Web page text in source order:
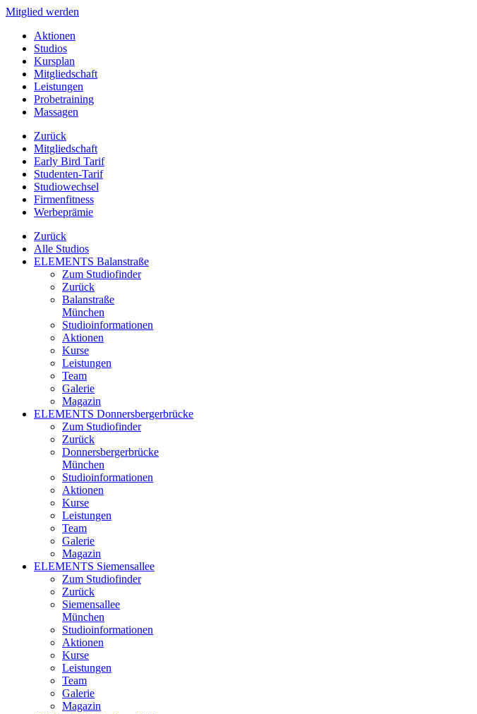
Mitglied werden
Aktionen
Studios
Kursplan
Mitgliedschaft
Leistungen
Probetraining
Massagen
Zurück
Mitgliedschaft
Early Bird Tarif
Studenten-Tarif
Studiowechsel
Firmenfitness
Werbeprämie
Zurück
Alle Studios
ELEMENTS Balanstraße
Zum Studiofinder
Zurück
Balan­straße
München
Studioinformationen
Aktionen
Kurse
Leistungen
Team
Galerie
Magazin
ELEMENTS Donnersbergerbrücke
Zum Studiofinder
Zurück
Donners­berger­brücke
München
Studioinformationen
Aktionen
Kurse
Leistungen
Team
Galerie
Magazin
ELEMENTS Siemensallee
Zum Studiofinder
Zurück
Siemens­allee
München
Studioinformationen
Aktionen
Kurse
Leistungen
Team
Galerie
Magazin